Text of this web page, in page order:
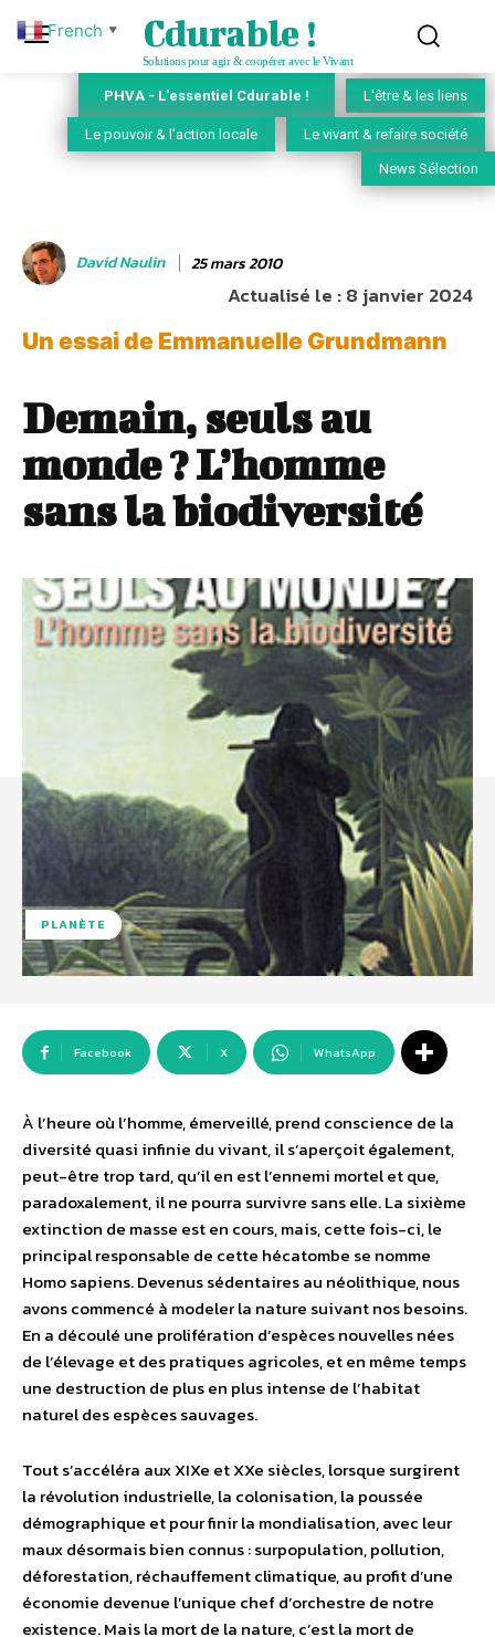
Cdurable !
Solutions pour agir & coopérer avec le Vivant
PHVA - L'essentiel Cdurable ! L'être & les liens
Le pouvoir & l'action locale Le vivant & refaire société
News Sélection
David Naulin 25 mars 2010
Actualisé le :8 janvier 2024
Un essai de Emmanuelle Grundmann
Demain, seuls au
monde ? L’homme
sans la biodiversité
PLANÈTE
Facebook X WhatsApp
À l’heure où l’homme, émerveillé, prend conscience de la
diversité quasi infinie du vivant, il s’aperçoit également,
peut-être trop tard, qu’il en est l’ennemi mortel et que,
paradoxalement, il ne pourra survivre sans elle. La sixième
extinction de masse est en cours, mais, cette fois-ci, le
principal responsable de cette hécatombe se nomme
Homo sapiens. Devenus sédentaires au néolithique, nous
avons commencé à modeler la nature suivant nos besoins.
En a découlé une prolifération d’espèces nouvelles nées
de l’élevage et des pratiques agricoles, et en même temps
une destruction de plus en plus intense de l’habitat
naturel des espèces sauvages.
Tout s’accéléra aux XIXe et XXe siècles, lorsque surgirent
la révolution industrielle, la colonisation, la poussée
démographique et pour finir la mondialisation, avec leur
maux désormais bien connus : surpopulation, pollution,
déforestation, réchauffement climatique, au profit d’une
économie devenue l’unique chef d’orchestre de notre
existence. Mais la mort de la nature, c’est la mort de
French ▼